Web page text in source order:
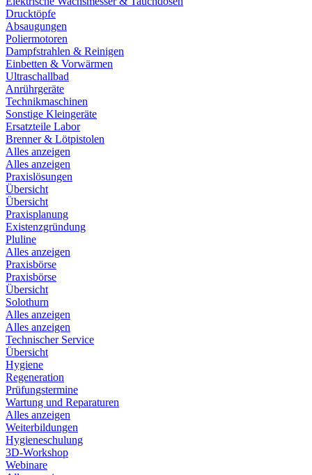
Drucktöpfe
Absaugungen
Poliermotoren
Dampfstrahlen & Reinigen
Einbetten & Vorwärmen
Ultraschallbad
Anrührgeräte
Technikmaschinen
Sonstige Kleingeräte
Ersatzteile Labor
Brenner & Lötpistolen
Alles anzeigen
Alles anzeigen
Praxislösungen
Übersicht
Übersicht
Praxisplanung
Existenzgründung
Pluline
Alles anzeigen
Praxisbörse
Praxisbörse
Übersicht
Solothurn
Alles anzeigen
Alles anzeigen
Technischer Service
Übersicht
Hygiene
Regeneration
Prüfungstermine
Wartung und Reparaturen
Alles anzeigen
Weiterbildungen
Hygieneschulung
3D-Workshop
Webinare